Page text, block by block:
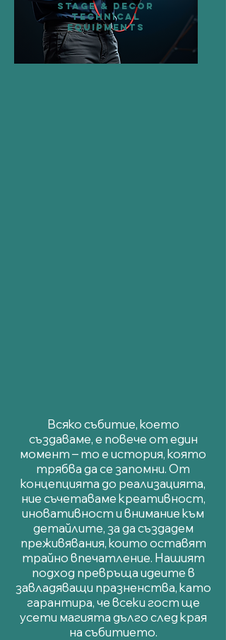
STAGE & DECOR
TECHNICAL
EQUIPMENTS
Всяко събитие, което
създаваме, е повече от един
момент – то е история, която
трябва да се запомни. От
концепцията до реализацията,
ние съчетаваме креативност,
иновативност и внимание към
детайлите, за да създадем
преживявания, които оставят
трайно впечатление. Нашият
подход превръща идеите в
завладяващи празненства, като
гарантира, че всеки гост ще
усети магията дълго след края
на събитието.